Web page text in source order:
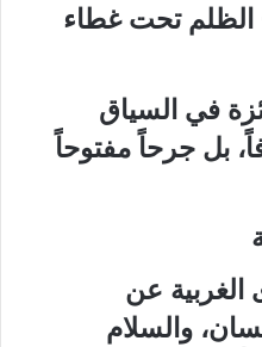
الظلم تحت غطاء
في السياق
بل جرحاً مفتوحاً
الغربية عن
والسلام